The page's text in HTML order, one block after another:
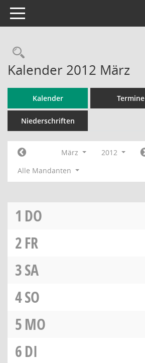
Toggle navigation
Rechercheauswahl
Kalender 2012 März
Kalender Termine
Niederschriften
März 2012
Alle Mandanten
1 DO
2FR
3SA
4SO
5MO
6DI